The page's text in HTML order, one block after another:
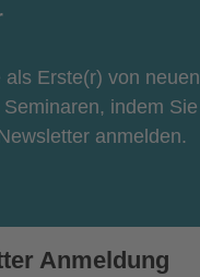
als Erste(r) von neuen
Seminaren, indem
anmelden.
Anmeldung